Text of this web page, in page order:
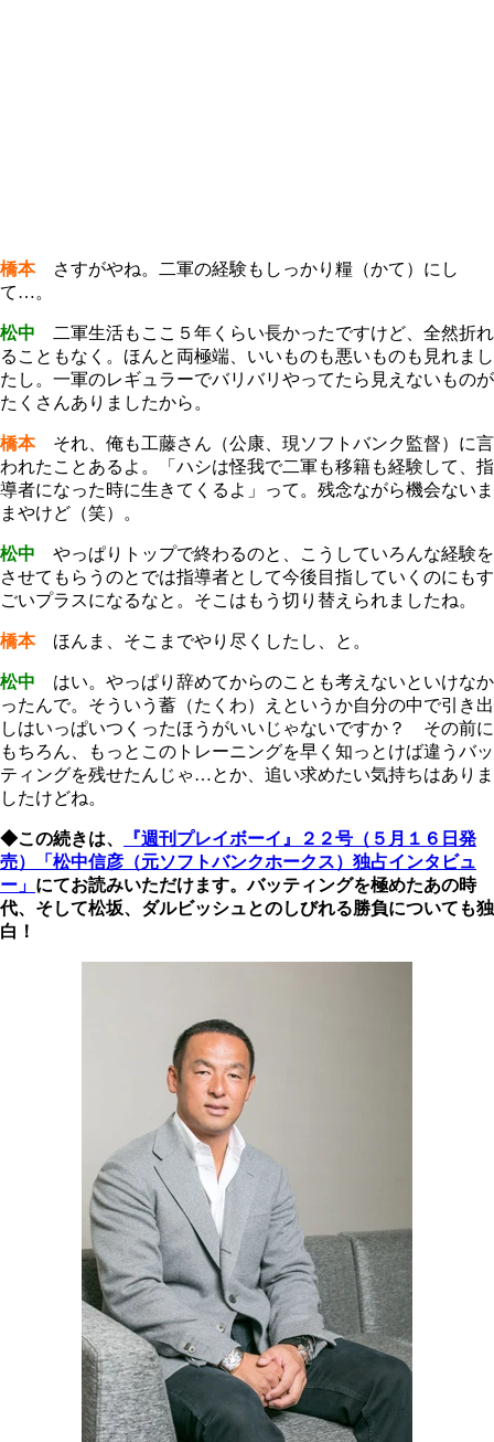
橋本さすがやね。二軍の経験もしっかり糧（かて）にし
て…。
松中 二軍生活もここ５年くらい長かったですけど、全然折れ
ることもなく。ほんと両極端、いいものも悪いものも見れまし
たし。一軍のレギュラーでバリバリやってたら見えないものが
たくさんありましたから。
橋本それ、俺も工藤さん（公康、現ソフトバンク監督）に言
われたことあるよ。「ハシは怪我で二軍も移籍も経験して、指
導者になった時に生きてくるよ」って。残念ながら機会ないま
まやけど（笑）。
松中 やっぱりトップで終わるのと、こうしていろんな経験を
させてもらうのとでは指導者として今後目指していくのにもす
ごいプラスになるなと。そこはもう切り替えられましたね。
橋本ほんま、そこまでやり尽くしたし、と。
松中 はい。やっぱり辞めてからのことも考えないといけなか
ったんで。そういう蓄（たくわ）えというか自分の中で引き出
しはいっぱいつくったほうがいいじゃないですか？ その前に
もちろん、もっとこのトレーニングを早く知っとけば違うバッ
ティングを残せたんじゃ…とか、追い求めたい気持ちはありま
したけどね。
◆この続きは、
『週刊プレイボーイ』２２号（５月１６日発
売）「松中信彦（元ソフトバンクホークス）独占インタビュ
ー」 にてお読みいただけます。バッティングを極めたあの時
代、そして松坂、ダルビッシュとのしびれる勝負についても独
白！